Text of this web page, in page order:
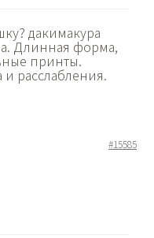
дакимакура
Длинная форма,
принты.
и расслабления.
#15585